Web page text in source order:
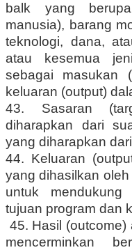
balk yang
manusia), barang
teknologi, dana,
atau kesemua
sebagai masukan
keluaran (output)
43. Sasaran
diharapkan dari
yang diharapkan
44. Keluaran
yang dihasilkan
untuk
tujuan program dan
45. Hasil
mencerminkan